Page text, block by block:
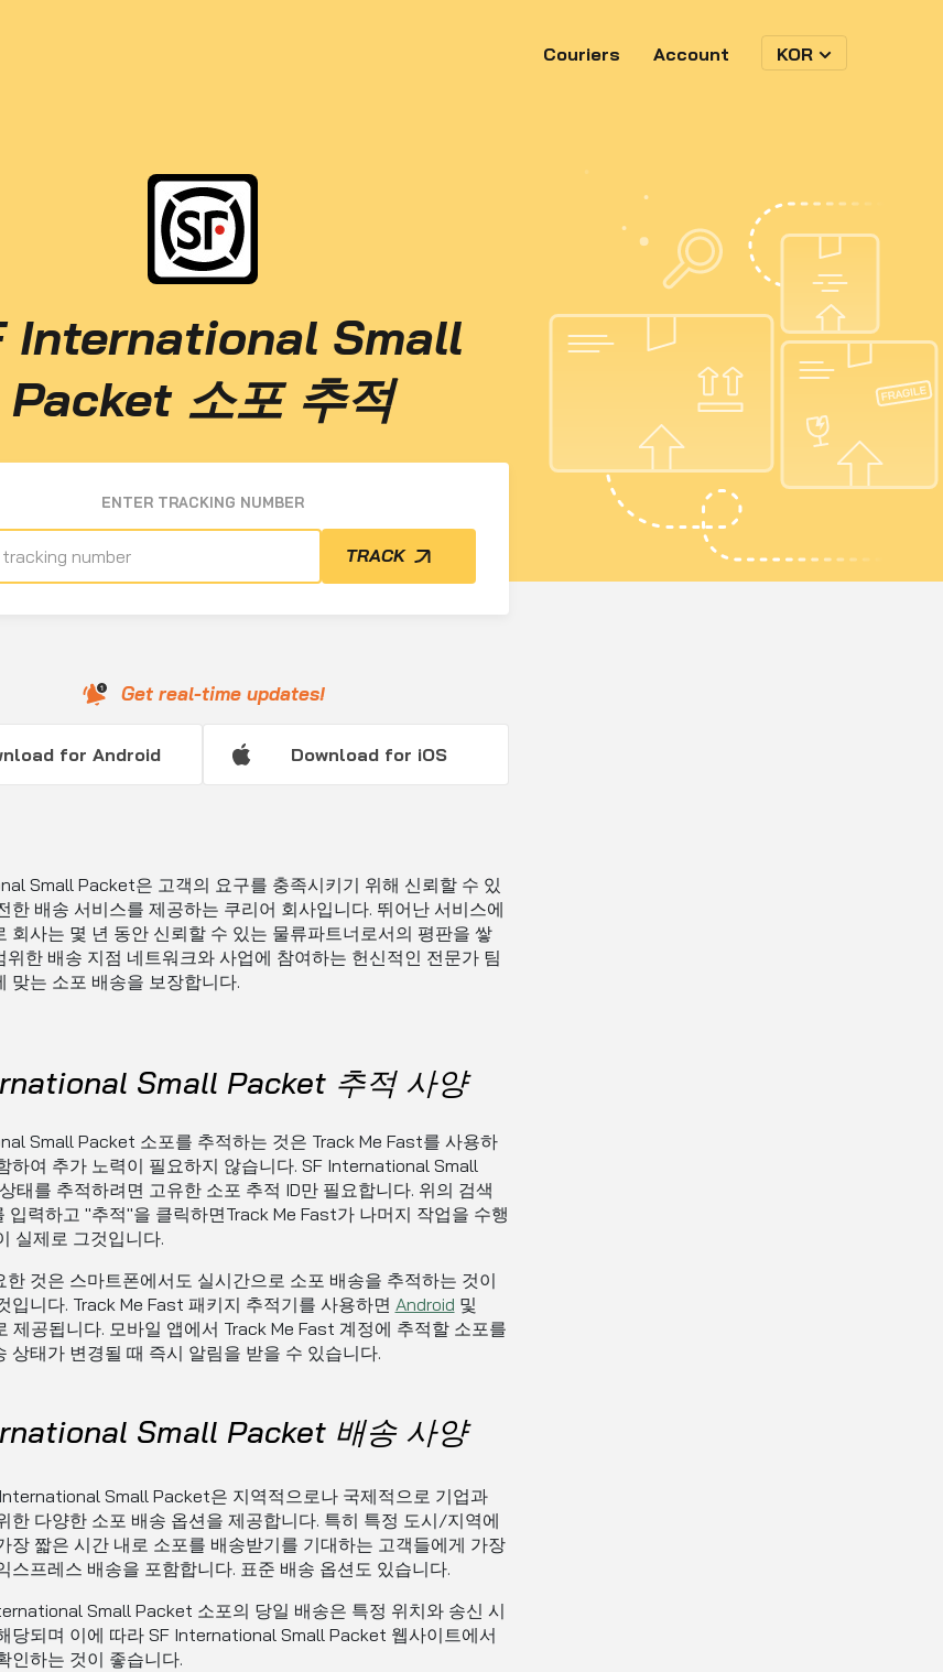
Couriers Account KOR
International Small
Packet 소포 추적
ENTER TRACKING NUMBER
TRACK
Get real-time updates!
for Android Download for iOS
Small Packet은 고객의 요구를 충족시키기 위해 신뢰할 수 있
한 배송 서비스를 제공하는 쿠리어 회사입니다. 뛰어난 서비스에
회사는 몇 년 동안 신뢰할 수 있는 물류파트너로서의 평판을 쌓
위한 배송 지점 네트워크와 사업에 참여하는 헌신적인 전문가 팀
맞는 소포 배송을 보장합니다.
Small Packet 추적 사양
Small Packet 소포를 추적하는 것은 Track Me Fast를 사용하
하여 추가 노력이 필요하지 않습니다. SF International Small
태를 추적하려면 고유한 소포 추적 ID만 필요합니다. 위의 검색
입력하고 "추적"을 클릭하면Track Me Fast가 나머지 작업을 수행
실제로 그것입니다.
한 것은 스마트폰에서도 실시간으로 소포 배송을 추적하는 것이
입니다. Track Me Fast 패키지 추적기를 사용하면 Android 및
제공됩니다. 모바일 앱에서 Track Me Fast 계정에 추적할 소포를
상태가 변경될 때 즉시 알림을 받을 수 있습니다.
Small Packet 배송 사양
Small Packet은 지역적으로나 국제적으로 기업과
한 다양한 소포 배송 옵션을 제공합니다. 특히 특정 도시/지역에
장 짧은 시간 내로 소포를 배송받기를 기대하는 고객들에게 가장
스프레스 배송을 포함합니다. 표준 배송 옵션도 있습니다.
Small Packet 소포의 당일 배송은 특정 위치와 송신 시
당되며 이에 따라 SF International Small Packet 웹사이트에서
인하는 것이 좋습니다.